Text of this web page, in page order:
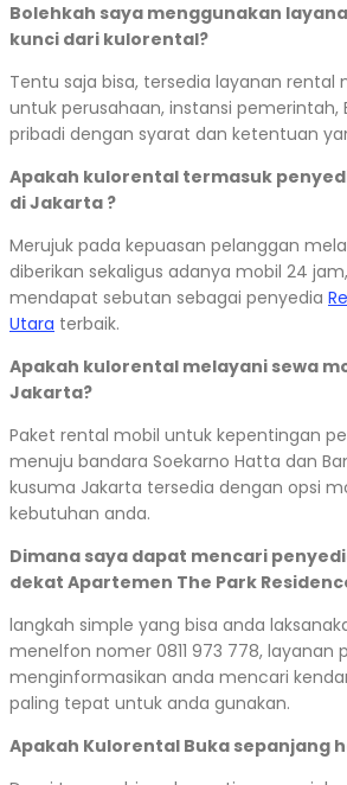
Bolehkah saya menggunakan
kunci dari kulorental?
Tentu saja bisa, tersedia layanan rental
untuk perusahaan, instansi pemerintah,
pribadi dengan syarat dan ketentuan
Apakah kulorental termasuk
di Jakarta ?
Merujuk pada kepuasan pelanggan
diberikan sekaligus adanya mobil 24
mendapat sebutan sebagai penyedia
Utara terbaik.
Apakah kulorental melayani sewa
Jakarta?
Paket rental mobil untuk kepentingan
menuju bandara Soekarno Hatta dan
kusuma Jakarta tersedia dengan opsi
kebutuhan anda.
Dimana saya dapat mencari
dekat Apartemen The Park
langkah simple yang bisa anda
menelfon nomer 0811 973 778, layanan
menginformasikan anda mencari
paling tepat untuk anda gunakan.
Apakah Kulorental Buka sepanjang